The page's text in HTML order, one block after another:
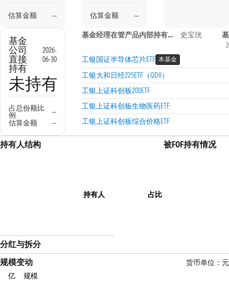
估算金额 — 估算金额 —
基金
公司
直接
持有
2026-
06-30
未持有
占总份额比
例
—
估算金额
—
基金经理在管产品内部持有信息 史宝珖
工银国证半导体芯片ETF 本基金
工银大和日经225ETF（QDII）
工银上证科创板200ETF
工银上证科创板生物医药ETF
工银上证科创板综合价格ETF
持有人结构
持有人 占比
被FOF持有情况
分红与拆分
规模变动
货币单位：元
亿
规模